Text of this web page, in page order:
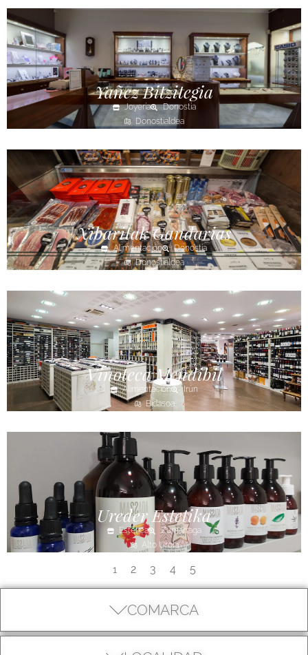
COMARCA
Yañez Bitzitegia
Joyería
Donostia
Donostialdea
Xibaritak Gandarias
Alimentación
Donostia
Donostialdea
Vinoteca Mendibil
Alimentación
Irún
Bidasoa
Ureder Estetika
Estética
Zumarraga
Alto Urola
1 2 3 4 5